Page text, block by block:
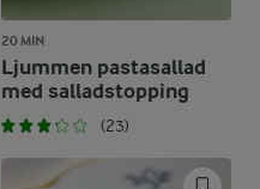
20 MIN
Ljummen pastasallad
med salladstopping
(23)